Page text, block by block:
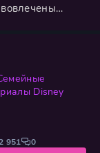
спасали
соперниками
Disney
2 951 0